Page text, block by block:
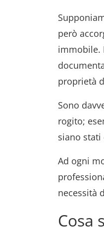
però
immobile.
proprietà
Sono
rogito;
siano
Ad ogni
necessità
Cosa